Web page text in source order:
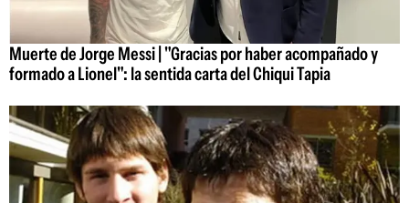
Muerte de Jorge Messi | "Gracias por haber acompañado y
formado a Lionel": la sentida carta del Chiqui Tapia